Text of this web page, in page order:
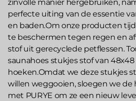
zinvolle manier hergebruiken,
perfecte uiting van de essentie
en baden.Om onze producten
te beschermen tegen regen en
stof uit gerecyclede petflessen.
saunahoes stukjes stof van
hoeken.Omdat we deze stukjes
willen weggooien, sloegen we de
met PURYE om ze een nieuw